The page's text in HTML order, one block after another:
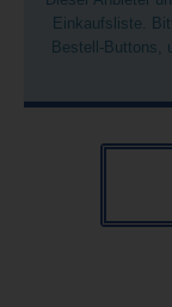
Einkaufsliste.
Bestell-Buttons,